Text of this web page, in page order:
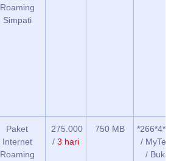
Roaming
Simpati
Paket
Internet
Roaming
275.000
/ 3 hari
750 MB
/
/